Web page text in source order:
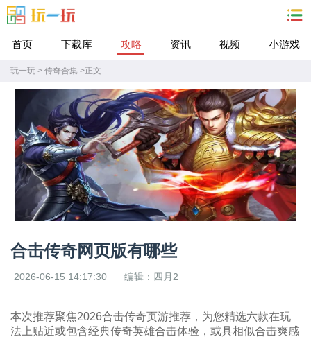
首页 下载库 攻略 资讯 视频 小游戏
玩一玩 > 传奇合集 >正文
合击传奇网页版有哪些
2026-06-15 14:17:30 编辑：四月2
本次推荐聚焦2026合击传奇页游推荐，为您精选六款在玩
法上贴近或包含经典传奇英雄合击体验，或具相似合击爽感